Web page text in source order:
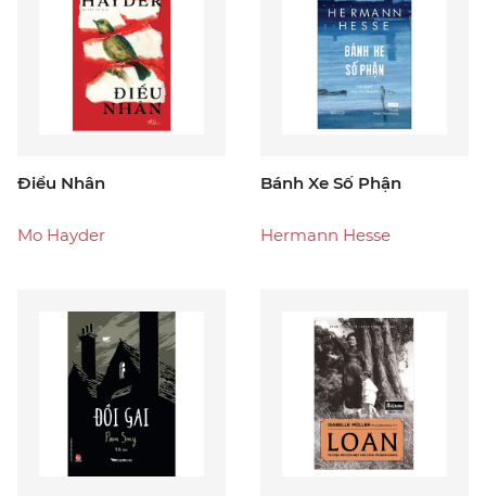
Điểu Nhân
Mo Hayder
Bánh Xe Số Phận
Hermann Hesse